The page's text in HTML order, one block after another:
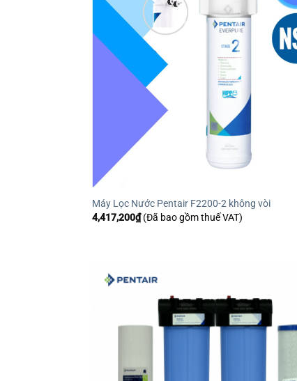
Máy Lọc Nước Pentair F2200-2 không vòi
4,417,200₫ (Đã bao gồm thuế VAT)